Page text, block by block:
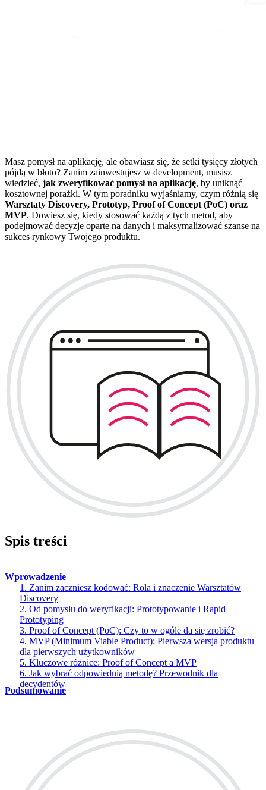
Masz pomysł na aplikację, ale obawiasz się, że setki tysięcy złotych
pójdą w błoto? Zanim zainwestujesz w development, musisz
wiedzieć, jak zweryfikować pomysł na aplikację, by uniknąć
kosztownej porażki. W tym poradniku wyjaśniamy, czym różnią się
Warsztaty Discovery, Prototyp, Proof of Concept (PoC) oraz
MVP. Dowiesz się, kiedy stosować każdą z tych metod, aby
podejmować decyzje oparte na danych i maksymalizować szanse na
sukces rynkowy Twojego produktu.
Spis treści
Wprowadzenie
1. Zanim zaczniesz kodować: Rola i znaczenie Warsztatów
Discovery
2. Od pomysłu do weryfikacji: Prototypowanie i Rapid
Prototyping
3. Proof of Concept (PoC): Czy to w ogóle da się zrobić?
4. MVP (Minimum Viable Product): Pierwsza wersja produktu
dla pierwszych użytkowników
5. Kluczowe różnice: Proof of Concept a MVP
6. Jak wybrać odpowiednią metodę? Przewodnik dla
decydentów
Podsumowanie